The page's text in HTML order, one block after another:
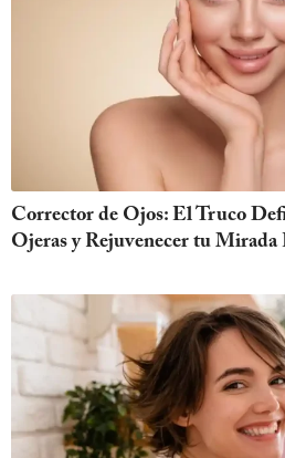
Corrector de Ojos: El Truco
Ojeras y Rejuvenecer tu Mirada